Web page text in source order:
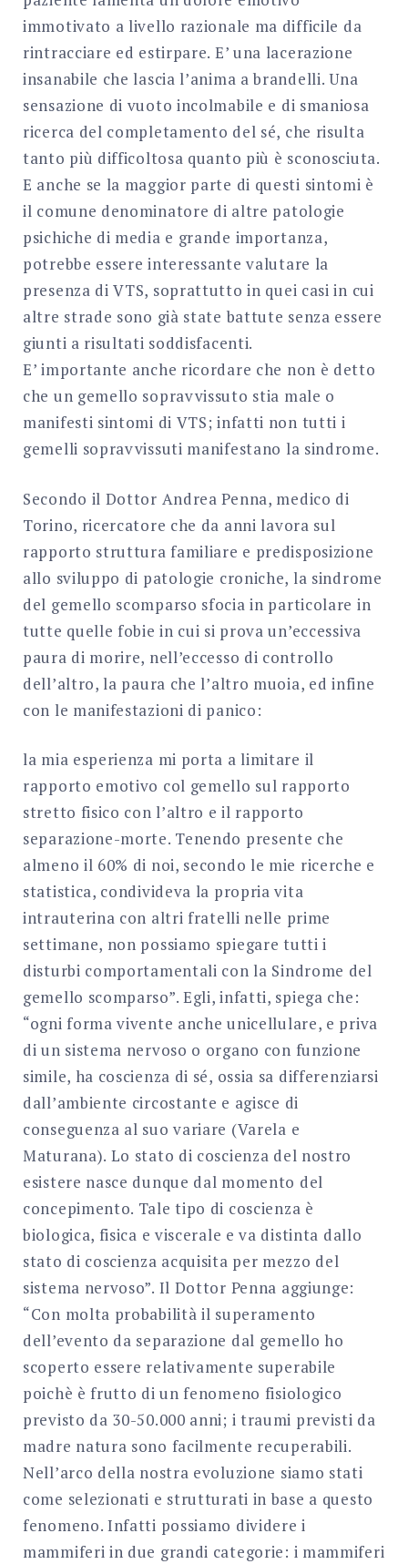
immotivato a livello razionale ma difficile da
rintracciare ed estirpare. E’ una lacerazione
insanabile che lascia l’anima a brandelli. Una
sensazione di vuoto incolmabile e di smaniosa
ricerca del completamento del sé, che risulta
tanto più difficoltosa quanto più è sconosciuta.
E anche se la maggior parte di questi sintomi è
il comune denominatore di altre patologie
psichiche di media e grande importanza,
potrebbe essere interessante valutare la
presenza di VTS, soprattutto in quei casi in cui
altre strade sono già state battute senza essere
giunti a risultati soddisfacenti.
E’ importante anche ricordare che non è detto
che un gemello sopravvissuto stia male o
manifesti sintomi di VTS; infatti non tutti i
gemelli sopravvissuti manifestano la sindrome.
Secondo il Dottor Andrea Penna, medico di
Torino, ricercatore che da anni lavora sul
rapporto struttura familiare e predisposizione
allo sviluppo di patologie croniche, la sindrome
del gemello scomparso sfocia in particolare in
tutte quelle fobie in cui si prova un’eccessiva
paura di morire, nell’eccesso di controllo
dell’altro, la paura che l’altro muoia, ed infine
con le manifestazioni di panico:
la mia esperienza mi porta a limitare il
rapporto emotivo col gemello sul rapporto
stretto fisico con l’altro e il rapporto
separazione-morte. Tenendo presente che
almeno il 60% di noi, secondo le mie ricerche e
statistica, condivideva la propria vita
intrauterina con altri fratelli nelle prime
settimane, non possiamo spiegare tutti i
disturbi comportamentali con la Sindrome del
gemello scomparso”. Egli, infatti, spiega che:
“ogni forma vivente anche unicellulare, e priva
di un sistema nervoso o organo con funzione
simile, ha coscienza di sé, ossia sa differenziarsi
dall’ambiente circostante e agisce di
conseguenza al suo variare (Varela e
Maturana). Lo stato di coscienza del nostro
esistere nasce dunque dal momento del
concepimento. Tale tipo di coscienza è
biologica, fisica e viscerale e va distinta dallo
stato di coscienza acquisita per mezzo del
sistema nervoso”. Il Dottor Penna aggiunge:
“Con molta probabilità il superamento
dell’evento da separazione dal gemello ho
scoperto essere relativamente superabile
poichè è frutto di un fenomeno fisiologico
previsto da 30-50.000 anni; i traumi previsti da
madre natura sono facilmente recuperabili.
Nell’arco della nostra evoluzione siamo stati
come selezionati e strutturati in base a questo
fenomeno. Infatti possiamo dividere i
mammiferi in due grandi categorie: i mammiferi